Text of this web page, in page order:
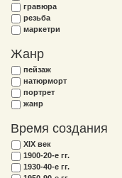
гравюра
резьба
маркетри
Жанр
пейзаж
натюрморт
портрет
жанр
Время создания
XIX век
1900-20-е гг.
1930-40-е гг.